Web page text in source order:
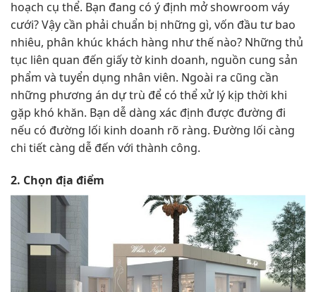
hoạch cụ thể. Bạn đang có ý định mở showroom váy
cưới? Vậy cần phải chuẩn bị những gì, vốn đầu tư bao
nhiêu, phân khúc khách hàng như thế nào? Những thủ
tục liên quan đến giấy tờ kinh doanh, nguồn cung sản
phẩm và tuyển dụng nhân viên. Ngoài ra cũng cần
những phương án dự trù để có thể xử lý kịp thời khi
gặp khó khăn. Bạn dễ dàng xác định được đường đi
nếu có đường lối kinh doanh rõ ràng. Đường lối càng
chi tiết càng dễ đến với thành công.
2. Chọn địa điểm